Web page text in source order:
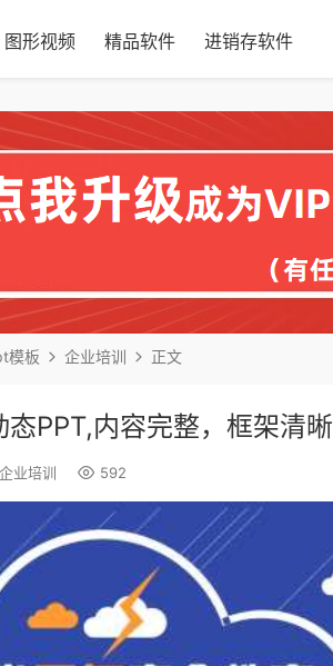
图形视频 精品软件 进销存软件
模板 企业培训 正文
PPT,内容完整，框架清晰
企业培训 592